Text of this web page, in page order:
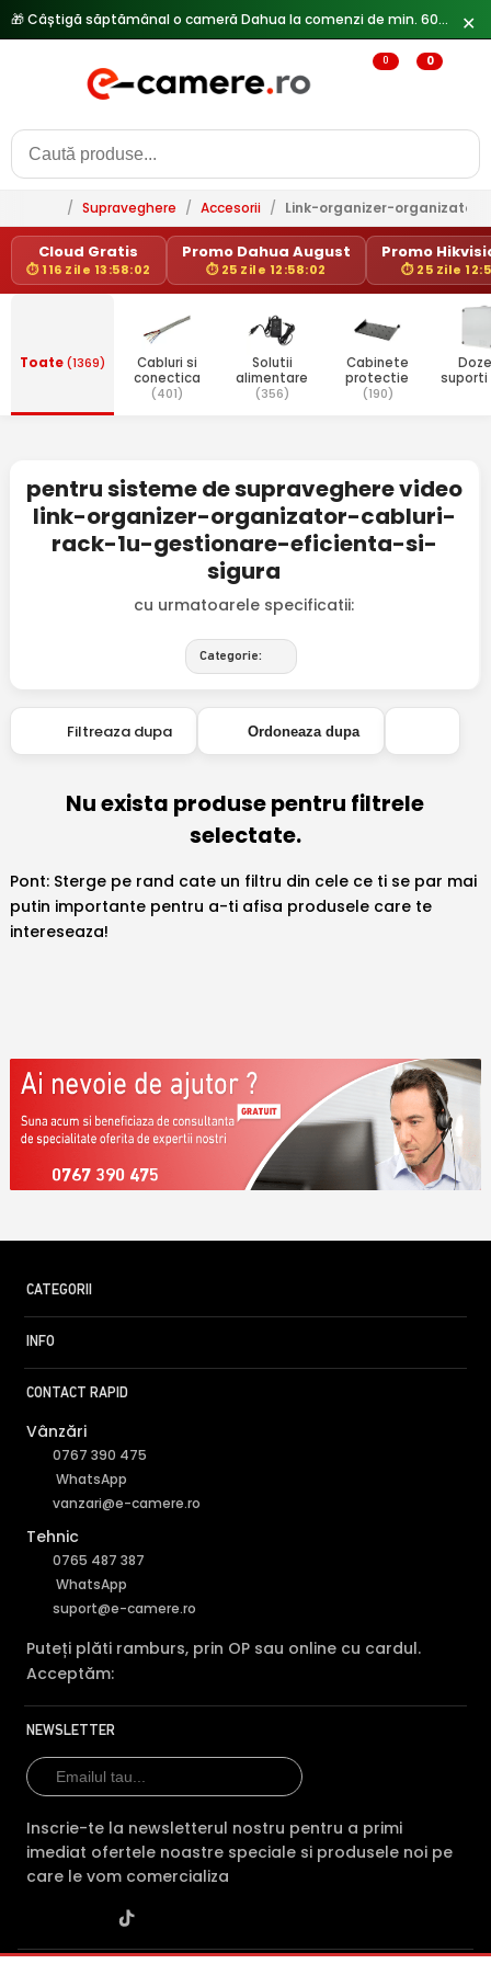
🎁 Câștigă săptămânal o cameră Dahua la comenzi de min. 600 lei — ✕
0 0
/ Supraveghere / Accesorii / Link-organizer-
Cloud Gratis
⏱ 116 Zile 13:58:02
Promo Dahua August
⏱ 25 Zile 12:58:02
Promo
⏱ 25 Zile
Toate(1369)
Cabluri si
conectica
(401)
Solutii
alimentare
(356)
Cabinete
protectie
(190)
suporti
pentru sisteme de supraveghere video
link-organizer-organizator-cabluri-
rack-1u-gestionare-eficienta-si-
sigura
cu urmatoarele specificatii:
Categorie:
Filtreaza dupa Ordoneaza dupa
Nu exista produse pentru filtrele
selectate.
Pont: Sterge pe rand cate un filtru din cele ce ti se par mai
putin importante pentru a-ti afisa produsele care te
intereseaza!
0767 390 475
CATEGORII
INFO
CONTACT RAPID
Vânzări
0767 390 475
WhatsApp
vanzari@e-camere.ro
Tehnic
0765 487 387
WhatsApp
suport@e-camere.ro
Puteți plăti ramburs, prin OP sau online cu cardul.
Acceptăm:
NEWSLETTER
Inscrie-te la newsletterul nostru pentru a primi
imediat ofertele noastre speciale si produsele noi pe
care le vom comercializa